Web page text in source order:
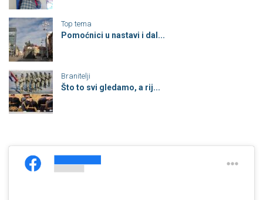
Top tema
Pomoćnici u nastavi i dal...
Branitelji
Što to svi gledamo, a rij...